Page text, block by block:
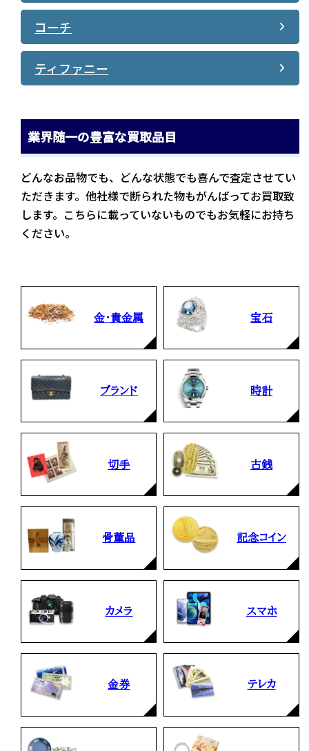
コーチ
ティファニー
業界随一の豊富な買取品目
どんなお品物でも、どんな状態でも喜んで査定させてい
ただきます。他社様で断られた物もがんばってお買取致
します。こちらに載っていないものでもお気軽にお持ち
ください。
金・貴金属 宝石
ブランド 時計
切手 古銭
骨董品 記念コイン
カメラ スマホ
金券 テレカ